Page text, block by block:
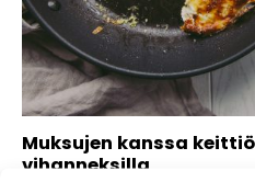
Muksujen kanssa
vihanneksilla